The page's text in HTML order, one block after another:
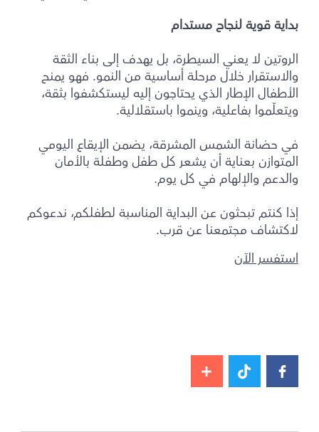
بداية قوية لنجاح مستدام
الروتين لا يعني السيطرة، بل يهدف إلى بناء الثقة
والاستقرار خلال مرحلة أساسية من النمو. فهو يمنح
الأطفال الإطار الذي يحتاجون إليه ليستكشفوا بثقة،
ويتعلّموا بفاعلية، وينموا باستقلالية.
في حضانة الشمس المشرقة، يضمن الإيقاع اليومي
المتوازن بعناية أن يشعر كل طفل وطفلة بالأمان
والدعم والإلهام في كل يوم.
إذا كنتم تبحثون عن البداية المناسبة لطفلكم، ندعوكم
لاكتشاف مجتمعنا عن قرب.
استفسر الآن